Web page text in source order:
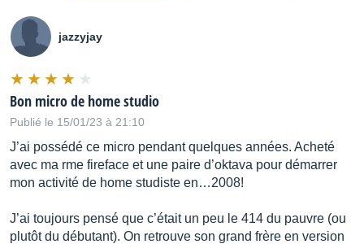
jazzyjay
Bon micro de home studio
Publié le 15/01/23 à 21:10
J’ai possédé ce micro pendant quelques années. Acheté
avec ma rme fireface et une paire d’oktava pour démarrer
mon activité de home studiste en…2008!
J’ai toujours pensé que c’était un peu le 414 du pauvre (ou
plutôt du débutant). On retrouve son grand frère en version